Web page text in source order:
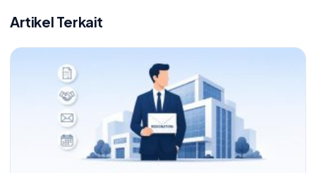
Artikel Terkait